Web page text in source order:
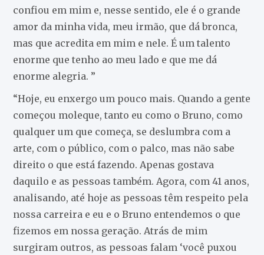
confiou em mim e, nesse sentido, ele é o grande
amor da minha vida, meu irmão, que dá bronca,
mas que acredita em mim e nele. É um talento
enorme que tenho ao meu lado e que me dá
enorme alegria. ”
“Hoje, eu enxergo um pouco mais. Quando a gente
começou moleque, tanto eu como o Bruno, como
qualquer um que começa, se deslumbra com a
arte, com o público, com o palco, mas não sabe
direito o que está fazendo. Apenas gostava
daquilo e as pessoas também. Agora, com 41 anos,
analisando, até hoje as pessoas têm respeito pela
nossa carreira e eu e o Bruno entendemos o que
fizemos em nossa geração. Atrás de mim
surgiram outros, as pessoas falam ‘você puxou